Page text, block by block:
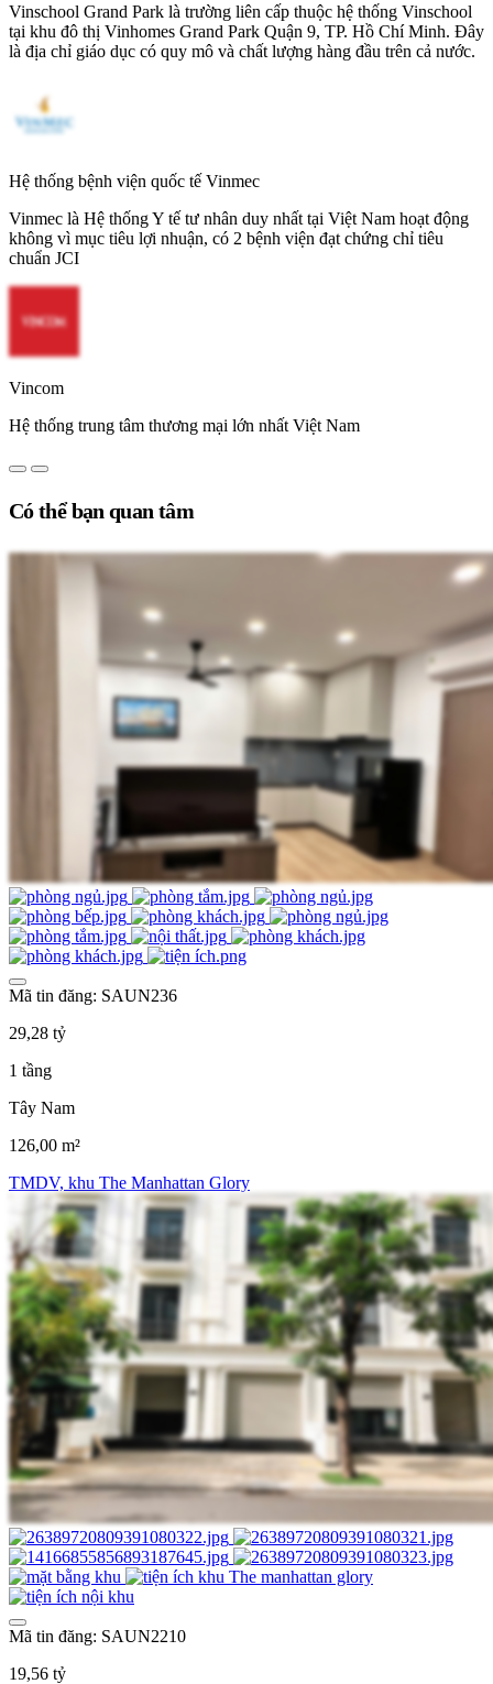
Vinschool Grand Park là trường liên cấp thuộc hệ thống Vinschool
tại khu đô thị Vinhomes Grand Park Quận 9, TP. Hồ Chí Minh. Đây
là địa chỉ giáo dục có quy mô và chất lượng hàng đầu trên cả nước.
Hệ thống bệnh viện quốc tế Vinmec
Vinmec là Hệ thống Y tế tư nhân duy nhất tại Việt Nam hoạt động
không vì mục tiêu lợi nhuận, có 2 bệnh viện đạt chứng chỉ tiêu
chuẩn JCI
Vincom
Hệ thống trung tâm thương mại lớn nhất Việt Nam
Có thể bạn quan tâm
Mã tin đăng: SAUN236
29,28 tỷ
1 tầng
Tây Nam
126,00 m²
TMDV, khu The Manhattan Glory
Mã tin đăng: SAUN2210
19,56 tỷ